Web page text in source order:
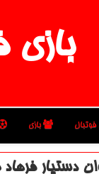
بازی
فوتبال بازی
دستیار